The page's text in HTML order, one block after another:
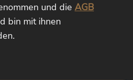
und die AGB
bin mit ihnen